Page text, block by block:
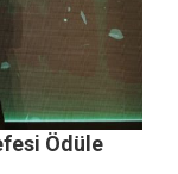
Ödüle